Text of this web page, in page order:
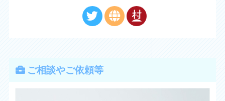
ご相談やご依頼等